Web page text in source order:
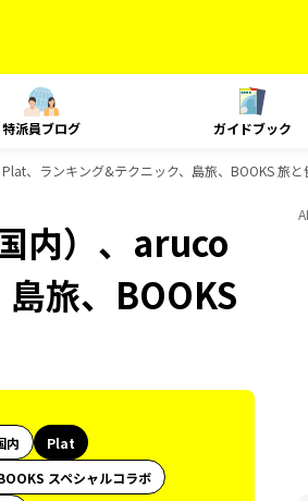
特派員ブログ ガイドブック
、ランキング&テクニック、島旅、BOOKS 旅
内）、aruco
旅、BOOKS
内
Plat
スペシャルコラボ